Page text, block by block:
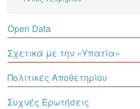
Open Data
Σχετικά με την «Υπατία»
Πολιτικές Αποθετηρίου
Συχνές Ερωτήσεις